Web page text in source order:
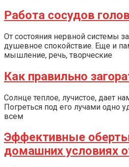
Работа сосудов
От состояния нервной системы
душевное спокойствие. Еще и
мышление, речь, творческие
Как правильно
Солнце теплое, лучистое, дает
Погреться под его лучами одно
всем
Эффективные
домашних условиях